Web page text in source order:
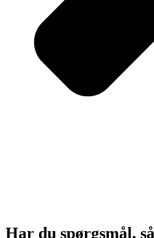
Har du spørgsmål,